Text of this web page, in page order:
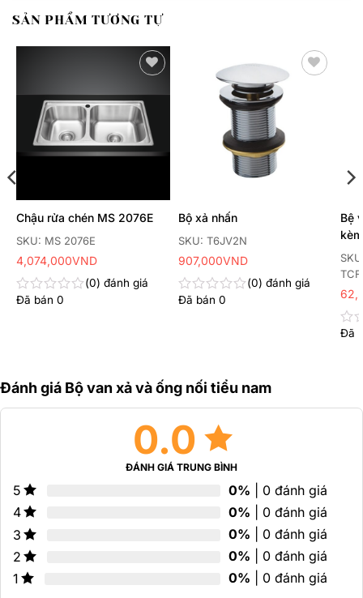
SẢN PHẨM TƯƠNG TỰ
yêu
thích
SKU: MS 2076E
Chậu rửa chén MS 2076E
Được
0
đánh giá
Đã bán 0
4,074,000VND
SKU: T6JV2N
Bộ xả nhấn
Được
0
đánh giá
Đã bán 0
907,000VND
Bệ
cầu
Đã
Đánh giá Bộ van xả và ống nối tiểu nam
0.0
ĐÁNH GIÁ TRUNG BÌNH
5 0% | 0 đánh giá
4
0% | 0 đánh giá
3
0% | 0 đánh giá
2
0% | 0 đánh giá
1
0% | 0 đánh giá